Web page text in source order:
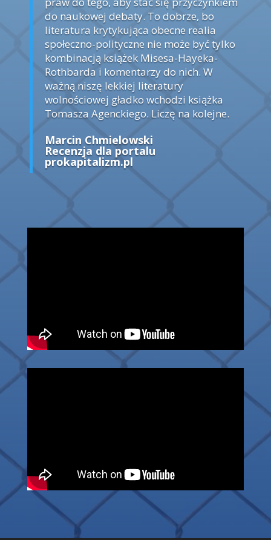
do naukowej debaty. To dobrze, bo
literatura krytykująca obecne realia
społeczno-polityczne nie może być tylko
kombinacją książek Misesa-Hayeka-
Rothbarda i komentarzy do nich. W
ważną niszę lekkiej literatury
wolnościowej gładko wchodzi książka
Tomasza Agenckiego. Liczę na kolejne.
Marcin Chmielowski
Recenzja dla portalu
prokapitalizm.pl